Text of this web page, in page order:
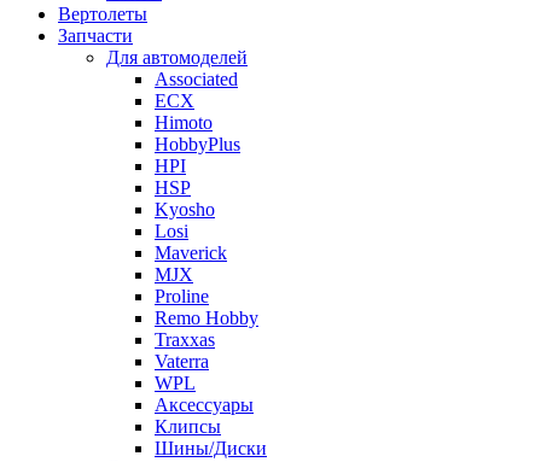
Вертолеты
Запчасти
Для автомоделей
Associated
ECX
Himoto
HobbyPlus
HPI
HSP
Kyosho
Losi
Maverick
MJX
Proline
Remo Hobby
Traxxas
Vaterra
WPL
Аксессуары
Клипсы
Шины/Диски